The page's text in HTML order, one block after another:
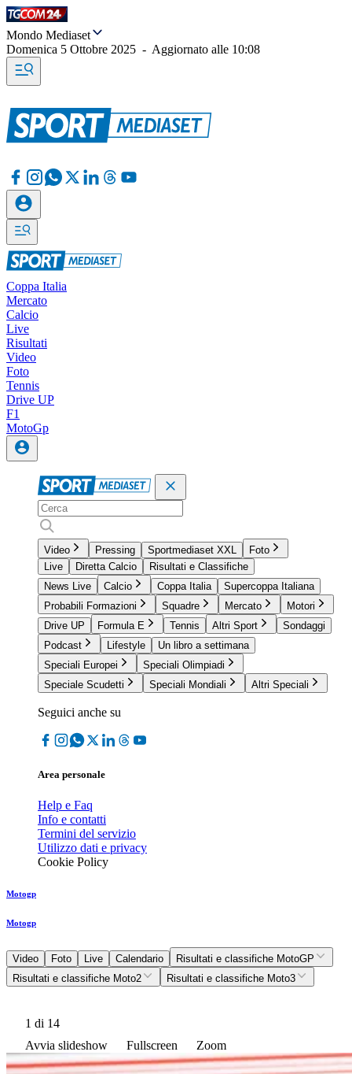
Mondo Mediaset
Domenica 5 Ottobre 2025 - Aggiornato alle 10:08
Coppa Italia
Mercato
Calcio
Live
Risultati
Video
Foto
Tennis
Drive UP
F1
MotoGp
Video Pressing Sportmediaset XXL
Foto
Live
Diretta Calcio
Risultati e Classifiche
News Live
Calcio Coppa Italia
Supercoppa Italiana
Probabili Formazioni
Squadre Mercato
Motori
Drive UP
Formula E Tennis Altri Sport
Sondaggi
Podcast
Lifestyle
Un libro a settimana
Speciali Europei
Speciali Olimpiadi
Speciale Scudetti
Speciali Mondiali Altri Speciali
Seguici anche su
Area personale
Help e Faq
Info e contatti
Termini del servizio
Utilizzo dati e privacy
Cookie Policy
Motogp
Motogp
Video Foto Live Calendario
Risultati e classifiche MotoGP
Risultati e classifiche Moto2
Risultati e classifiche Moto3
1 di 14
Avvia slideshow
Fullscreen Zoom